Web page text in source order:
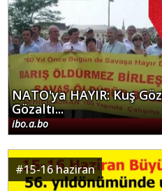
NATO'ya HAYIR: Kuş
Gözaltı...
ibo.a.bo
#15-16 haziran